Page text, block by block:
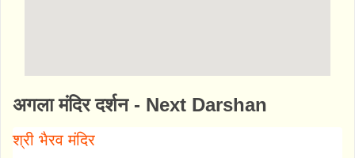
kalkaji-mandir
अगला मंदिर दर्शन - Next Darshan
श्री भैरव मंदिर